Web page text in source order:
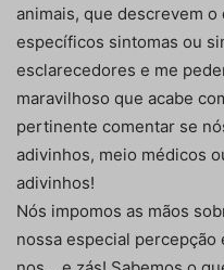
animais, que descrevem
específicos sintomas ou
esclarecedores e me
maravilhoso que acabe
pertinente comentar se
adivinhos, meio médicos
adivinhos!
Nós impomos as mãos
nossa especial